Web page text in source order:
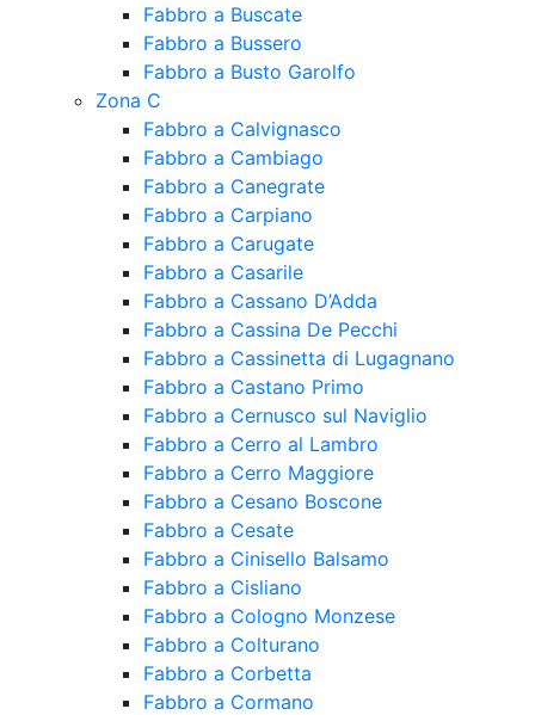
Fabbro a Buscate
Fabbro a Bussero
Fabbro a Busto Garolfo
Zona C
Fabbro a Calvignasco
Fabbro a Cambiago
Fabbro a Canegrate
Fabbro a Carpiano
Fabbro a Carugate
Fabbro a Casarile
Fabbro a Cassano D’Adda
Fabbro a Cassina De Pecchi
Fabbro a Cassinetta di Lugagnano
Fabbro a Castano Primo
Fabbro a Cernusco sul Naviglio
Fabbro a Cerro al Lambro
Fabbro a Cerro Maggiore
Fabbro a Cesano Boscone
Fabbro a Cesate
Fabbro a Cinisello Balsamo
Fabbro a Cisliano
Fabbro a Cologno Monzese
Fabbro a Colturano
Fabbro a Corbetta
Fabbro a Cormano